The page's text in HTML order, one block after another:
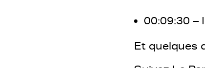
00:09:30 –
Et quelques